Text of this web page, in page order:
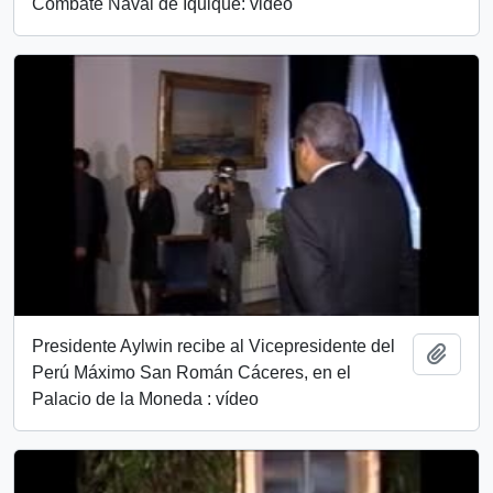
Presidente Aylwin recibe al Vicepresidente del
Perú Máximo San Román Cáceres​, en el
Palacio de la Moneda : vídeo